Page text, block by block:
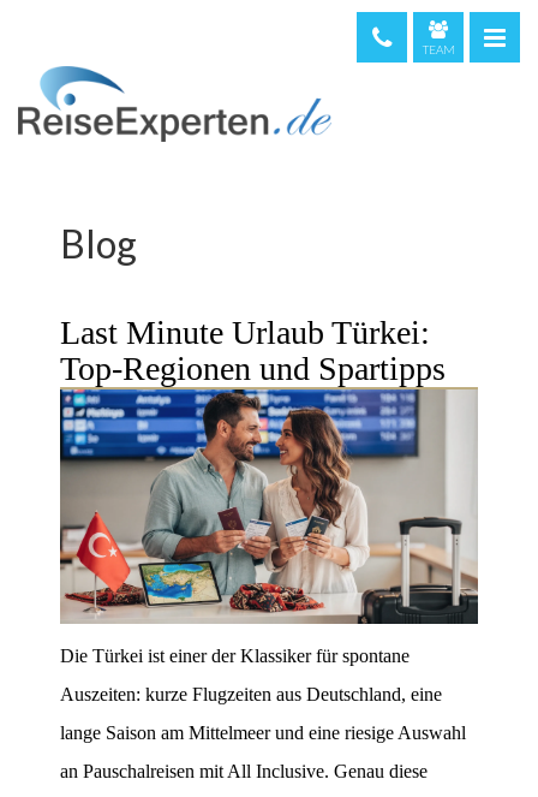
TEAM
Blog
Last Minute Urlaub Türkei:
Top-Regionen und Spartipps
Die Türkei ist einer der Klassiker für spontane
Auszeiten: kurze Flugzeiten aus Deutschland, eine
lange Saison am Mittelmeer und eine riesige Auswahl
an Pauschalreisen mit All Inclusive. Genau diese